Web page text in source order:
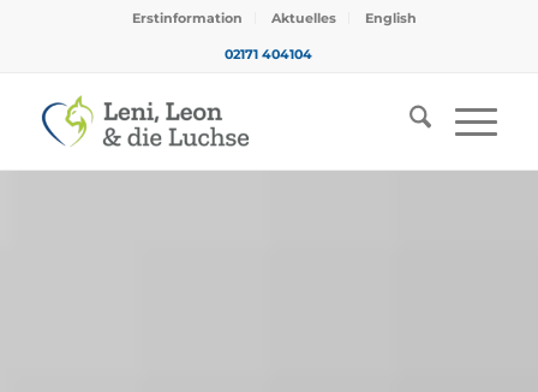
Erstinformation Aktuelles English
02171 404104